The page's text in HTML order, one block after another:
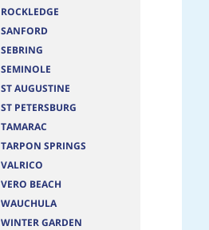
ROCKLEDGE
SANFORD
SEBRING
SEMINOLE
ST AUGUSTINE
ST PETERSBURG
TAMARAC
TARPON SPRINGS
VALRICO
VERO BEACH
WAUCHULA
WINTER GARDEN